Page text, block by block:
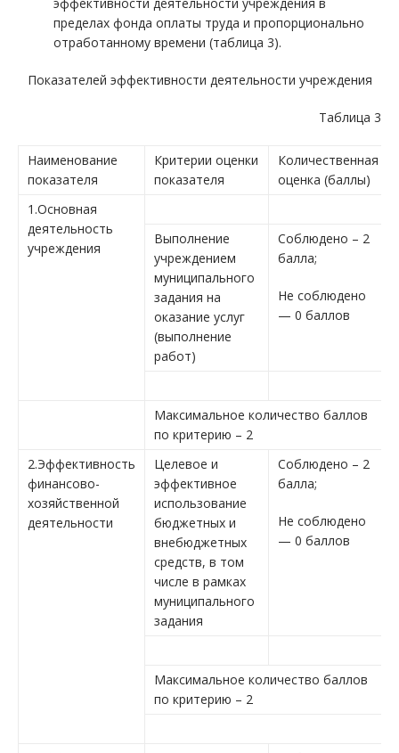
пределах фонда оплаты труда и пропорционально
отработанному времени (таблица 3).
Показателей эффективности деятельности учреждения
Таблица 3
Наименование
показателя
Критерии оценки
показателя
Количественная
оценка (баллы)
1.Основная
деятельность
учреждения
Выполнение
учреждением
муниципального
задания на
оказание услуг
(выполнение
работ)
Соблюдено – 2
балла;
Не соблюдено
— 0 баллов
Максимальное количество баллов
по критерию – 2
2.Эффективность
финансово-
хозяйственной
деятельности
Целевое и
эффективное
использование
бюджетных и
внебюджетных
средств, в том
числе в рамках
муниципального
задания
Соблюдено – 2
балла;
Не соблюдено
— 0 баллов
Максимальное количество баллов
по критерию – 2